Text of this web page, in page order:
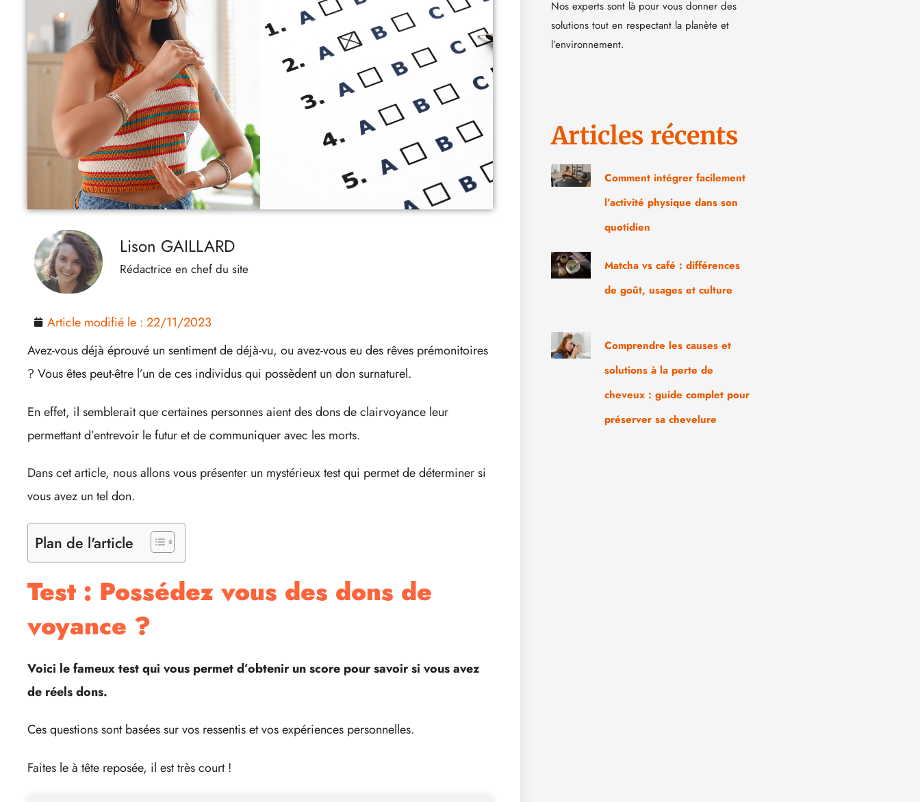
Lison GAILLARD
Rédactrice en chef du site
Article modifié le : 22/11/2023
Avez-vous déjà éprouvé un sentiment de déjà-vu, ou avez-vous eu des rêves prémonitoires
? Vous êtes peut-être l’un de ces individus qui possèdent un don surnaturel.
En effet, il semblerait que certaines personnes aient des dons de clairvoyance leur
permettant d’entrevoir le futur et de communiquer avec les morts.
Dans cet article, nous allons vous présenter un mystérieux test qui permet de déterminer si
vous avez un tel don.
Plan de l'article
Test : Possédez vous des dons de
voyance ?
Voici le fameux test qui vous permet d’obtenir un score pour savoir si vous avez
de réels dons.
Ces questions sont basées sur vos ressentis et vos expériences personnelles.
Faites le à tête reposée, il est très court !
Nos experts sont là pour vous donner des
solutions tout en respectant la planète et
l’environnement.
Articles récents
Comment intégrer facilement
l’activité physique dans son
quotidien
Matcha vs café : différences
de goût, usages et culture
Comprendre les causes et
solutions à la perte de
cheveux : guide complet pour
préserver sa chevelure